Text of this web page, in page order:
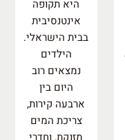
היא תקופה
אינטנסיבית
בבית הישראלי.
הילדים
נמצאים רוב
היום בין
ארבעה קירות,
צריכת המים